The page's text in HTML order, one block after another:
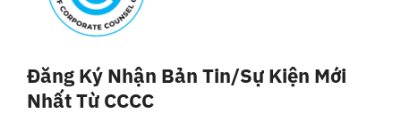
Đăng Ký Nhận Bản Tin/sự Kiện Mới
Nhất Từ CCCC